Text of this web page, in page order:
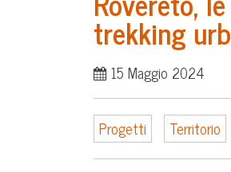
trekking
15 Maggio 2024
Progetti Territorio